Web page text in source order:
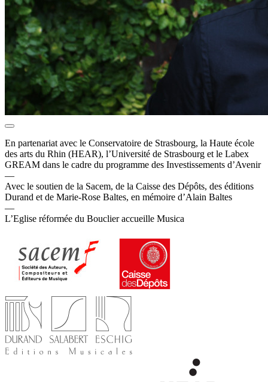
En partenariat avec le Conservatoire de Strasbourg, la Haute école
des arts du Rhin (HEAR), l’Université de Strasbourg et le Labex
GREAM dans le cadre du programme des Investissements d’Avenir
—
Avec le soutien de la Sacem, de la Caisse des Dépôts, des éditions
Durand et de Marie-Rose Baltes, en mémoire d’Alain Baltes
—
L’Eglise réformée du Bouclier accueille Musica